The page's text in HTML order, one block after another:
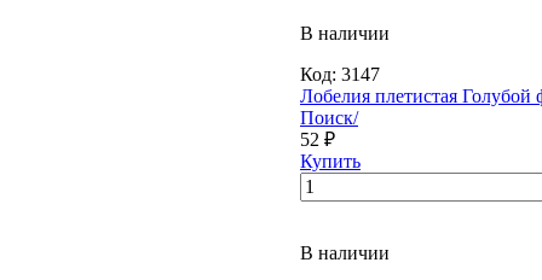
В наличии
Код: 3147
Лобелия плетистая Голубой
Поиск/
52 ₽
Купить
В наличии